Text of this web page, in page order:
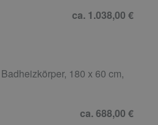
ca. 1.038,00 €
180 x 60 cm,
ca. 688,00 €